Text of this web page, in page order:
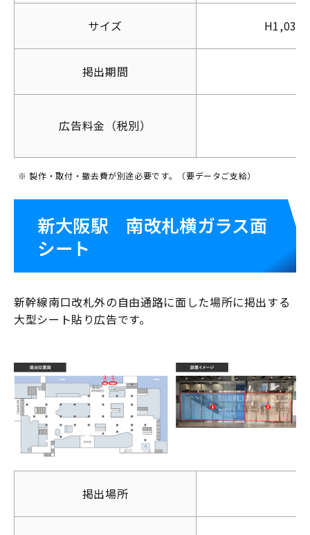
サイズ
掲出期間
広告料金（税別）
※ 製作・取付・撤去費が別途必要です。（要データご支給）
新大阪駅 南改札横ガラス面
シート
新幹線南口改札外の自由通路に面した場所に掲出する
大型シート貼り広告です。
掲出場所